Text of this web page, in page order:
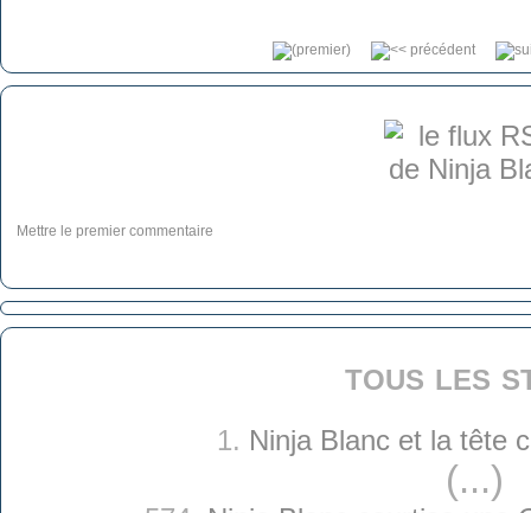
Mettre le premier commentaire
tous les
1. Ninja Blanc et la tête
(...)